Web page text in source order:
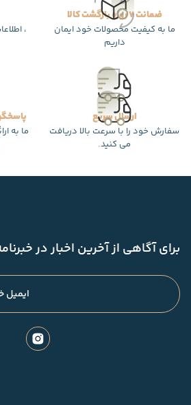
ضمانت 7 روزه بازگشت کالا
ما به کیفیت محصولات خود ایمان
داریم
،
ارسال سریع
سفارش خود را با سرعت بالا دریافت
می کنید.
پاسخگویی
ما به
برای آگاهی از آخرین اخبار در